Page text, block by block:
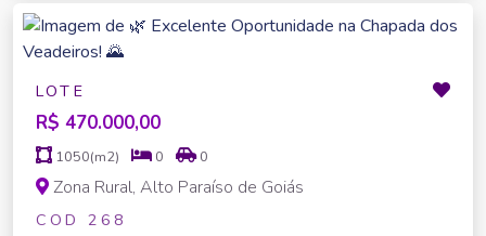
LOTE
R$ 470.000,00
1050(m2) 0 0
Zona Rural, Alto Paraíso de Goiás
COD 268